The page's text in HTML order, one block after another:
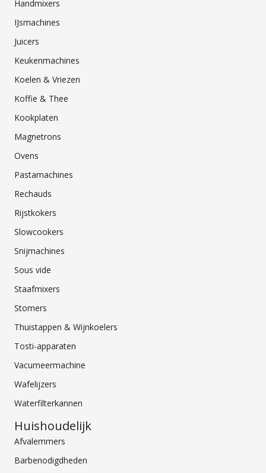
Handmixers
IJsmachines
Juicers
Keukenmachines
Koelen & Vriezen
Koffie & Thee
Kookplaten
Magnetrons
Ovens
Pastamachines
Rechauds
Rijstkokers
Slowcookers
Snijmachines
Sous vide
Staafmixers
Stomers
Thuistappen & Wijnkoelers
Tosti-apparaten
Vacumeermachine
Wafelijzers
Waterfilterkannen
Huishoudelijk
Afvalemmers
Barbenodigdheden